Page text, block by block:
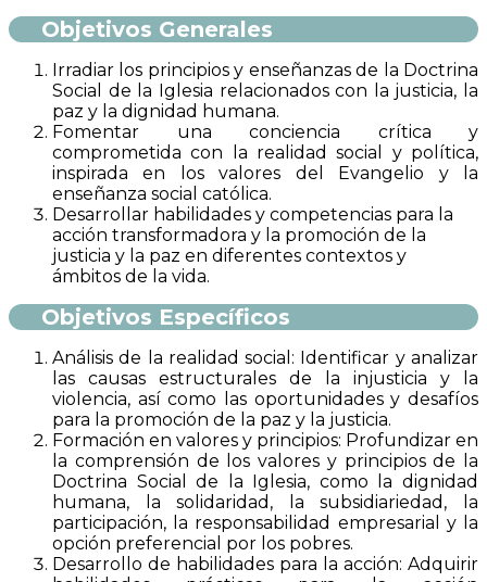
Objetivos Generales
Irradiar los principios y enseñanzas de la Doctrina
Social de la Iglesia relacionados con la justicia, la
paz y la dignidad humana.
Fomentar una conciencia crítica y
comprometida con la realidad social y política,
inspirada en los valores del Evangelio y la
enseñanza social católica.
Desarrollar habilidades y competencias para la
acción transformadora y la promoción de la
justicia y la paz en diferentes contextos y
ámbitos de la vida.
Objetivos Específicos
Análisis de la realidad social: Identificar y analizar
las causas estructurales de la injusticia y la
violencia, así como las oportunidades y desafíos
para la promoción de la paz y la justicia.
Formación en valores y principios: Profundizar en
la comprensión de los valores y principios de la
Doctrina Social de la Iglesia, como la dignidad
humana, la solidaridad, la subsidiariedad, la
participación, la responsabilidad empresarial y la
opción preferencial por los pobres.
Desarrollo de habilidades para la acción: Adquirir